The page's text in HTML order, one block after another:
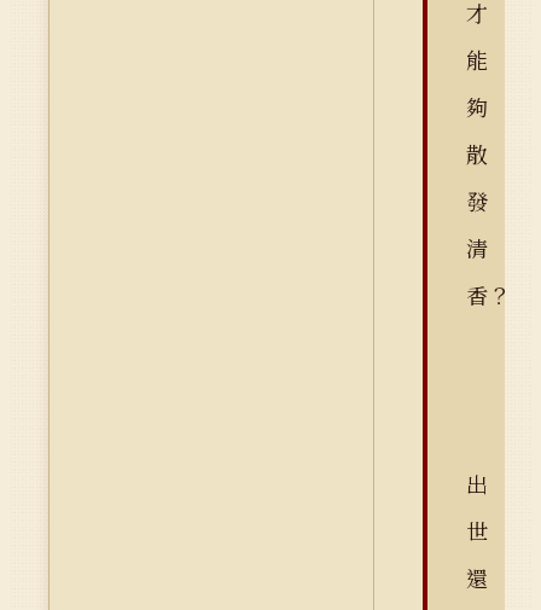
才
能
夠
散
發
清
香？
出
世
還